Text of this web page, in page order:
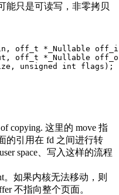
能只是可读写，非零拷贝
off_t *_Nullable
off_t *_Nullable
unsigned int flags);
of copying. 这里的 move 指
的引用在 fd 之间进行转
space、写入这样的流程
。如果内核无法移动，则
不指向整个页面。